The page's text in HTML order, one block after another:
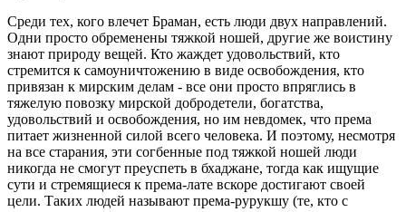
Среди тех, кого влечет Браман, есть люди двух направлений.
Одни просто обременены тяжкой ношей, другие же воистину
знают природу вещей. Кто жаждет удовольствий, кто
стремится к самоуничтожению в виде освобождения, кто
привязан к мирским делам - все они просто впряглись в
тяжелую повозку мирской добродетели, богатства,
удовольствий и освобождения, но им невдомек, что према
питает жизненной силой всего человека. И поэтому, несмотря
на все старания, эти согбенные под тяжкой ношей люди
никогда не смогут преуспеть в бхаджане, тогда как ищущие
сути и стремящиеся к према-лате вскоре достигают своей
цели. Таких людей называют према-рурукшу (те, кто с